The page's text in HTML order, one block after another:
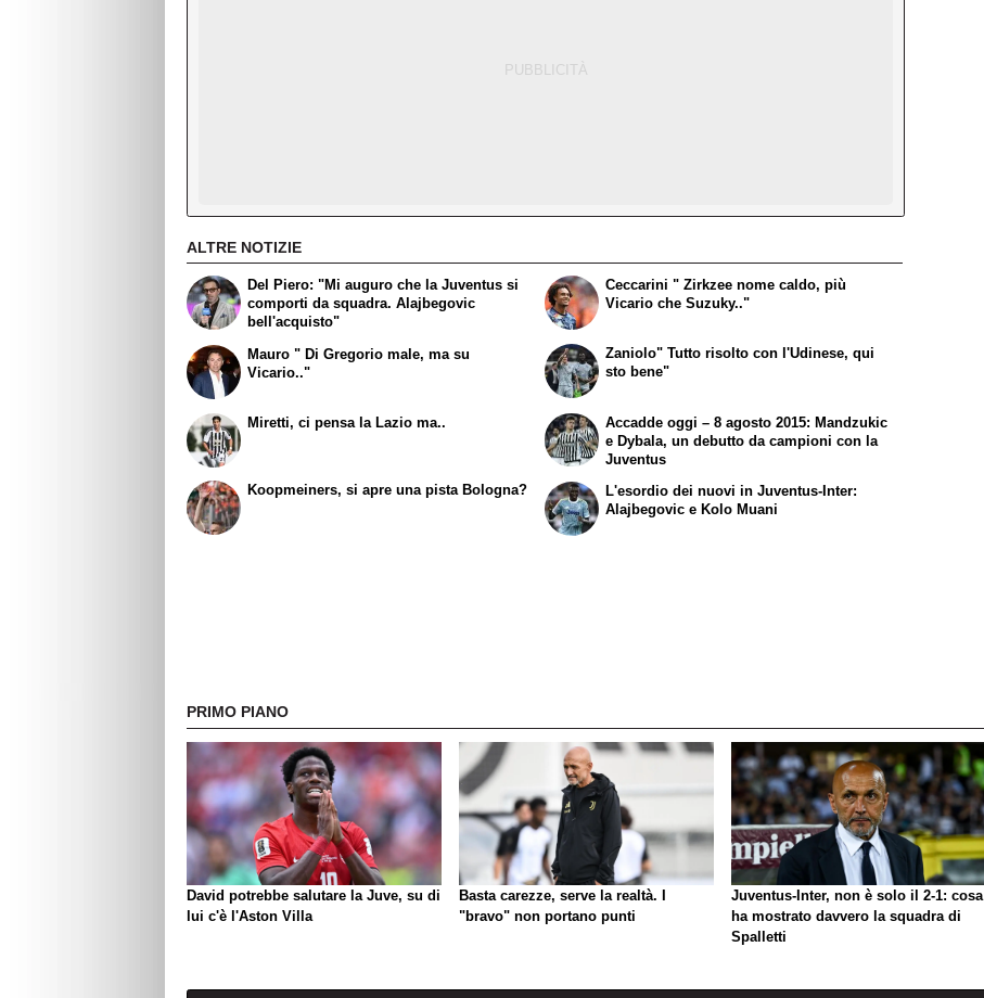
ALTRE NOTIZIE
Del Piero: "Mi auguro che la Juventus si
comporti da squadra. Alajbegovic
bell'acquisto"
Mauro " Di Gregorio male, ma su
Vicario.."
Ceccarini " Zirkzee nome caldo, più
Vicario che Suzuky.."
Zaniolo" Tutto risolto con l'Udinese, qui
sto bene"
Miretti, ci pensa la Lazio ma..
Koopmeiners, si apre una pista Bologna?
Accadde oggi – 8 agosto 2015: Mandzukic
e Dybala, un debutto da campioni con la
Juventus
L'esordio dei nuovi in Juventus-Inter:
Alajbegovic e Kolo Muani
PRIMO PIANO
David potrebbe salutare la Juve, su di
lui c'è l'Aston Villa
Basta carezze, serve la realtà. I
"bravo" non portano punti
Juventus-Inter, non è solo il 2-1: cosa
ha mostrato davvero la squadra di
Spalletti